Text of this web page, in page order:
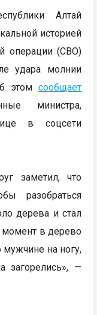
Алтай
историей
операции (СВО)
удара молнии
этомсообщает
министра,
в соцсети
заметил, что
разобраться
дерева и стал
момент в дерево
на ногу,
загорелись», —